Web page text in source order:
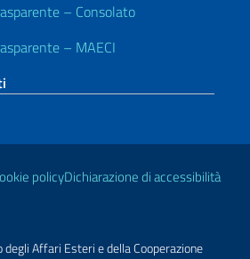
– Consolato
– MAECI
policyDichiarazione di accessibilità
Affari Esteri e della Cooperazione